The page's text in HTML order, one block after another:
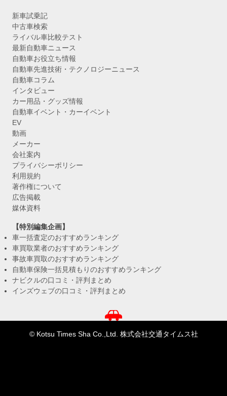
新車試乗記
中古車検索
ライバル車比較テスト
最新自動車ニュース
自動車お役立ち情報
自動車先進技術・テクノロジーニュース
自動車コラム
インタビュー
カー用品・グッズ情報
自動車イベント・カーイベント
EV
動画
メーカー
会社案内
プライバシーポリシー
利用規約
著作権について
広告掲載
媒体資料
【特別編集企画】
車一括査定のおすすめランキング
車買取業者のおすすめランキング
事故車買取のおすすめランキング
自動車保険一括見積もりのおすすめランキング
ナビクルの口コミ・評判まとめ
インズウェブの口コミ・評判まとめ
© Kotsu Times Sha Co.,Ltd. 株式会社交通タイムス社